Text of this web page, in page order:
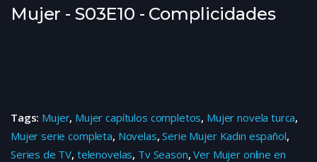
Mujer - S03E10 - Complicidades
Tags: Mujer, Mujer capítulos completos, Mujer novela turca,
Mujer serie completa, Novelas,Serie Mujer Kadın español,
Series de TV, telenovelas, Tv Season,Ver Mujer online en